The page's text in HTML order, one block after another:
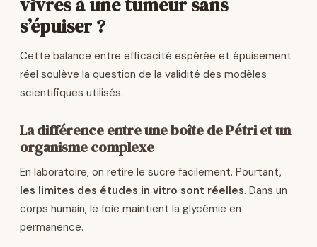
s’épuiser ?
Cette balance entre efficacité espérée et épuisement
réel soulève la question de la validité des modèles
scientifiques utilisés.
La différence entre une boîte de Pétri et un
organisme complexe
En laboratoire, on retire le sucre facilement. Pourtant,
les limites des études in vitro sont réelles. Dans un
corps humain, le foie maintient la glycémie en
permanence.